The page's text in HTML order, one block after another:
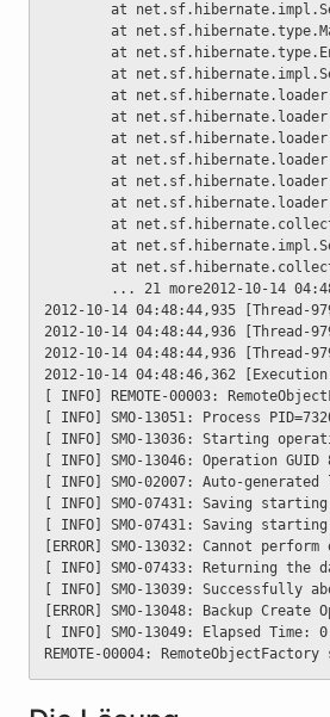
at
at
at
at
at
at
at
at
at
at
at
at
at
... 21 more2012-10-14
2012-10-14 04:48:44,935 [Thread-
2012-10-14 04:48:44,936 [Thread-
2012-10-14 04:48:44,936 [Thread-
2012-10-14 04:48:46,362
[ INFO] REMOTE-00003:
[ INFO] SMO-13051: Process
[ INFO] SMO-13036: Starting
[ INFO] SMO-13046: Operation
[ INFO] SMO-02007: Auto-
[ INFO] SMO-07431: Saving
[ INFO] SMO-07431: Saving starting
[ERROR] SMO-13032: Cannot
[ INFO] SMO-07433: Returning the
[ INFO] SMO-13039: Successfully
[ERROR] SMO-13048: Backup
[ INFO] SMO-13049: Elapsed Time:
REMOTE-00004: